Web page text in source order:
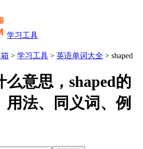
学习工具
> 学习工具 > 英语单词大全 > shaped
么意思，shaped的
用法、同义词、例